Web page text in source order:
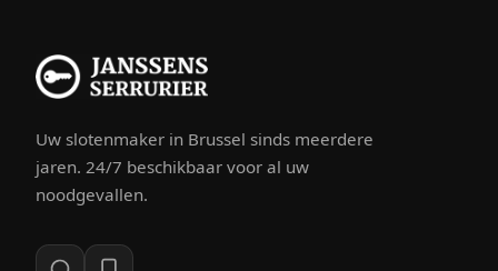
Uw slotenmaker in Brussel sinds meerdere
jaren. 24/7 beschikbaar voor al uw
noodgevallen.